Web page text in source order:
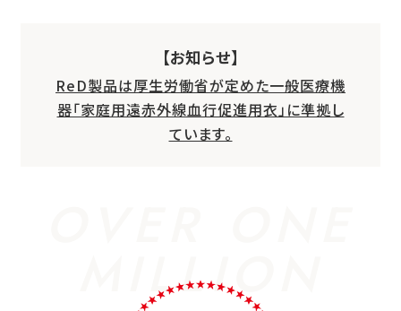
【お知らせ】
ReD製品は厚生労働省が定めた一般医療機
器「家庭用遠赤外線血行促進用衣」に準拠し
ています。
MILLION